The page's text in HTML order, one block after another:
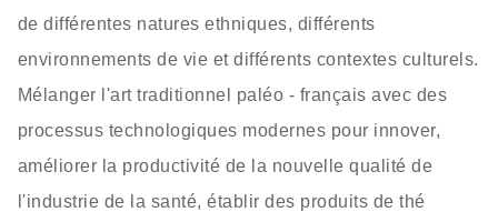
de différentes natures ethniques, différents
environnements de vie et différents contextes culturels.
Mélanger l'art traditionnel paléo - français avec des
processus technologiques modernes pour innover,
améliorer la productivité de la nouvelle qualité de
l'industrie de la santé, établir des produits de thé